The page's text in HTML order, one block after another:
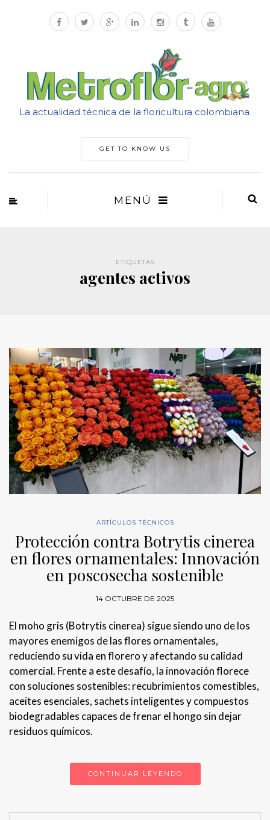
La actualidad técnica de la floricultura colombiana
GET TO KNOW US
MENÚ
ETIQUETAS
agentes activos
ARTÍCULOS TÉCNICOS
Protección contra Botrytis cinerea
en flores ornamentales: Innovación
en poscosecha sostenible
14 OCTUBRE DE 2025
El moho gris (Botrytis cinerea) sigue siendo uno de los
mayores enemigos de las flores ornamentales,
reduciendo su vida en florero y afectando su calidad
comercial. Frente a este desafío, la innovación florece
con soluciones sostenibles: recubrimientos comestibles,
aceites esenciales, sachets inteligentes y compuestos
biodegradables capaces de frenar el hongo sin dejar
residuos químicos.
CONTINUAR LEYENDO